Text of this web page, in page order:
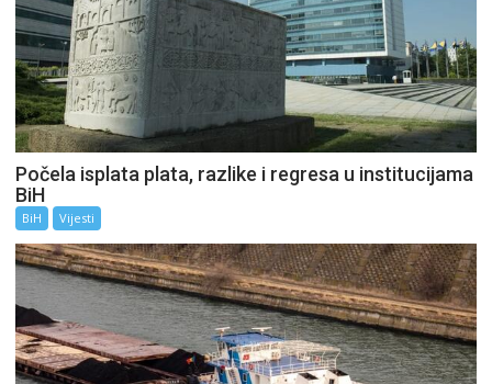
Počela isplata plata, razlike i regresa u institucijama
BiH
BiH Vijesti